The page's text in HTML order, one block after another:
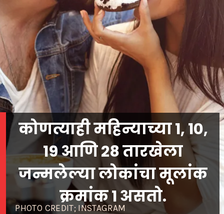
PHOTO CREDIT; INSTAGRAM
कोणत्याही महिन्याच्या 1, 10,
19 आणि 28 तारखेला
जन्मलेल्या लोकांचा मूलांक
क्रमांक 1 असतो.